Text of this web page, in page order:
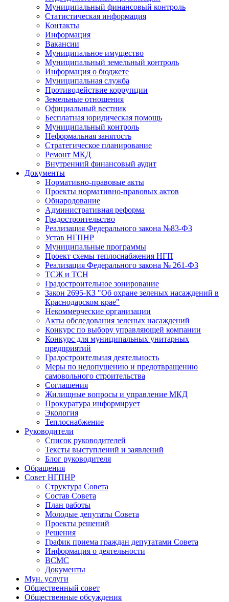
Муниципальный финансовый контроль
Статистическая информация
Контакты
Информация
Вакансии
Муниципальное имущество
Муниципальный земельный контроль
Информация о бюджете
Муниципальная служба
Противодействие коррупции
Земельные отношения
Официальный вестник
Бесплатная юридическая помощь
Муниципальный контроль
Неформальная занятость
Стратегическое планирование
Ремонт МКД
Внутренний финансовый аудит
Документы
Нормативно-правовые акты
Проекты нормативно-правовых актов
Обнародование
Административная реформа
Градостроительство
Реализация Федерального закона №83-ФЗ
Устав НГПНР
Муниципальные программы
Проект схемы теплоснабжения НГП
Реализация Федерального закона № 261-ФЗ
ТСЖ и ТСН
Градостроительное зонирование
Закон 2695-КЗ "Об охране зеленых насаждений в
Краснодарском крае"
Некоммерческие организации
Акты обследования зеленых насаждений
Конкурс по выбору управляющей компании
Конкурс для муниципальных унитарных
предприятий
Градостроительная деятельность
Меры по недопущению и предотвращению
самовольного строительства
Соглашения
Жилищные вопросы и управление МКД
Прокуратура информирует
Экология
Теплоснабжение
Руководители
Список руководителей
Тексты выступлений и заявлений
Блог руководителя
Обращения
Совет НГПНР
Структура Совета
Состав Совета
План работы
Молодые депутаты Совета
Проекты решений
Решения
График приема граждан депутатами Совета
Информация о деятельности
ВСМС
Документы
Мун. услуги
Общественный совет
Общественные обсуждения